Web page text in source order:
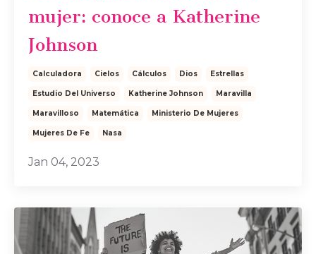
mujer: conoce a Katherine
Johnson
Calculadora Cielos Cálculos Dios Estrellas
Estudio Del Universo Katherine Johnson Maravilla
Maravilloso Matemática Ministerio De Mujeres
Mujeres De Fe Nasa
Jan 04, 2023